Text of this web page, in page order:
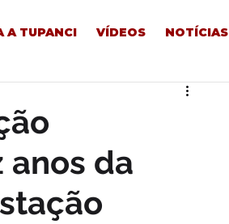
A TUPANCI VÍDEOS NOTÍCIAS
da